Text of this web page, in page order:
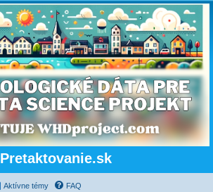
Pretaktovanie.sk
Aktívne témy FAQ